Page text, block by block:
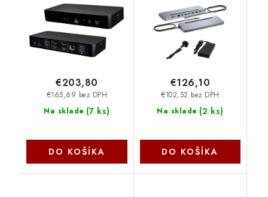
CAINTGDUAL4KDOCPD
I-Tec
Na sklade (7 ks)
€165,69 bez DPH
€203,80
DO KOŠÍKA
Charger 100W
C31FLAT2PDPRO100W
I-Tec
Na sklade (2 ks)
€102,52 bez DPH
€126,10
DO KOŠÍKA